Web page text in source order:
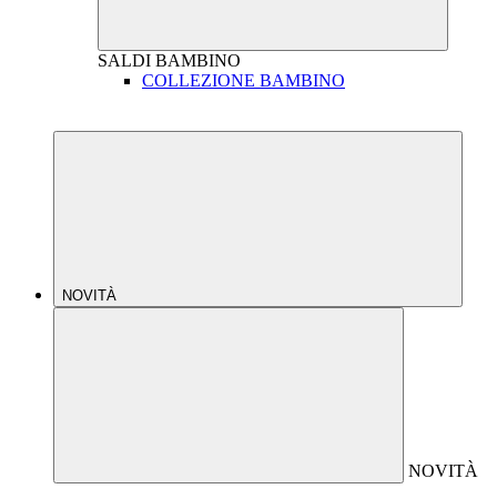
SALDI BAMBINO
COLLEZIONE BAMBINO
NOVITÀ
NOVITÀ